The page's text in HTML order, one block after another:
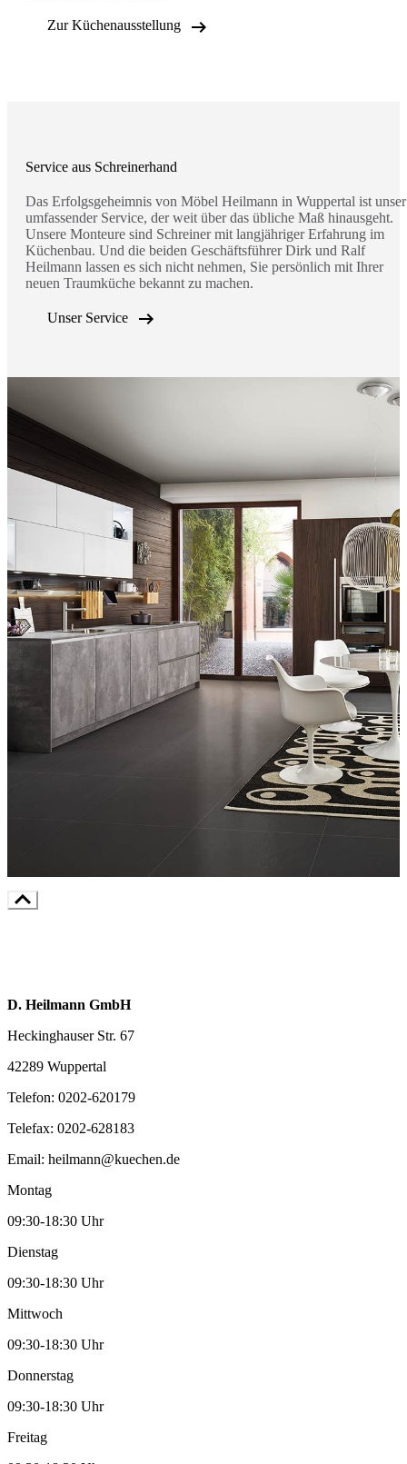
Zur Küchenausstellung 
Service aus Schreinerhand
Das Erfolgsgeheimnis von Möbel Heilmann in Wuppertal ist unser
umfassender Service, der weit über das übliche Maß hinausgeht.
Unsere Monteure sind Schreiner mit langjähriger Erfahrung im
Küchenbau. Und die beiden Geschäftsführer Dirk und Ralf
Heilmann lassen es sich nicht nehmen, Sie persönlich mit Ihrer
neuen Traumküche bekannt zu machen.
Unser Service 
D. Heilmann GmbH
Heckinghauser Str. 67
42289 Wuppertal
Telefon: 0202-620179
Telefax: 0202-628183
Email: heilmann@kuechen.de
Montag
09:30-18:30 Uhr
Dienstag
09:30-18:30 Uhr
Mittwoch
09:30-18:30 Uhr
Donnerstag
09:30-18:30 Uhr
Freitag